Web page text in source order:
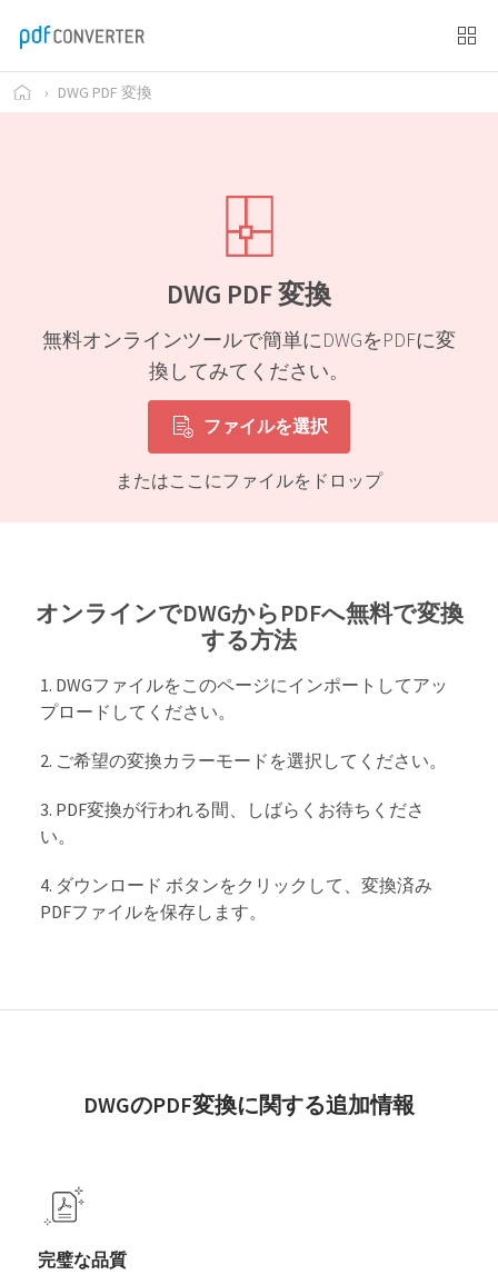
› DWG PDF 変換
DWG PDF 変換
無料オンラインツールで簡単にDWGをPDFに変
換してみてください。
ファイルを選択
またはここにファイルをドロップ
オンラインでDWGからPDFへ無料で変換
する方法
DWGファイルをこのページにインポートしてアッ
プロードしてください。
ご希望の変換カラーモードを選択してください。
PDF変換が行われる間、しばらくお待ちくださ
い。
ダウンロード ボタンをクリックして、変換済み
PDFファイルを保存します。
DWGのPDF変換に関する追加情報
完璧な品質